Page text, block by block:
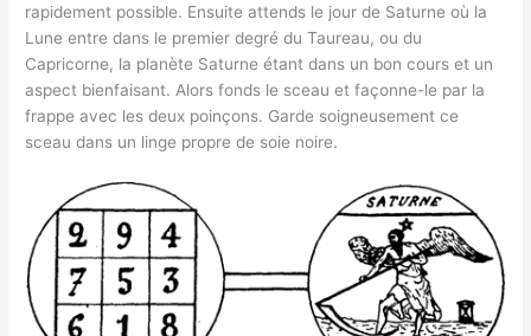
rapidement possible. Ensuite attends le jour de Saturne où la
Lune entre dans le premier degré du Taureau, ou du
Capricorne, la planète Saturne étant dans un bon cours et un
aspect bienfaisant. Alors fonds le sceau et façonne-le par la
frappe avec les deux poinçons. Garde soigneusement ce
sceau dans un linge propre de soie noire.